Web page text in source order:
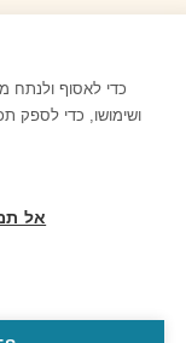
ושימושו, כדי לספק
אל